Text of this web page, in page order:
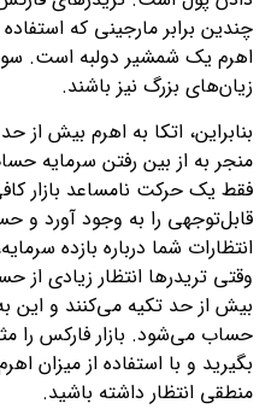
چندین برابر مارجینی که
اهرم یک شمشیر دولبه است.
زیان‌های بزرگ نیز باشند.
بنابراین، اتکا به اهرم بیش از
منجر به از بین رفتن سرمایه
فقط یک حرکت نامساعد بازار
قابل‌توجهی را به وجود آورد و
انتظارات شما درباره بازده
وقتی تریدرها انتظار زیادی از
بیش از حد تکیه می‌کنند و
حساب می‌شود. بازار فارکس را
بگیرید و با استفاده از میزان
منطقی انتظار داشته باشید.